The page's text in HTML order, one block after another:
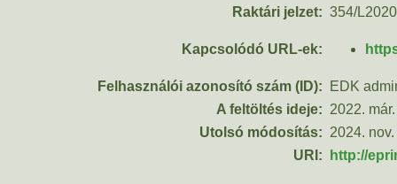
Raktári jelzet: 354/L2020
Kapcsolódó URL-ek:
Felhasználói azonosító szám (ID):
EDK
A feltöltés ideje: 2022.
Utolsó módosítás: 2024.
URI:
http://